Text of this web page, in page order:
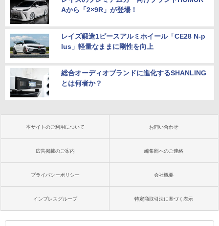
Aから「2×9R」が登場！
レイズ鍛造1ピースアルミホイール「CE28 N-p
lus」軽量なままに剛性を向上
総合オーディオブランドに進化するSHANLING
とは何者か？
本サイトのご利用について お問い合わせ
広告掲載のご案内 編集部へのご連絡
プライバシーポリシー 会社概要
インプレスグループ 特定商取引法に基づく表示